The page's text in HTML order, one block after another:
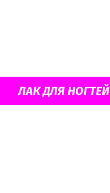
ЛАК ДЛЯ НОГТЕЙ